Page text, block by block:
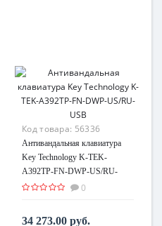
Код товара: 56336
Антивандальная клавиатура
Key Technology K-TEK-
A392TP-FN-DWP-US/RU-
USB
0
34 273.00 руб.